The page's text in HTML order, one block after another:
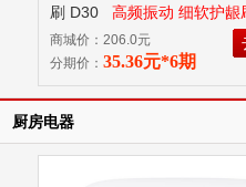
刷 D30
高频振动 细软护龈
商城价：206.0元
分期价： 35.36元*6期
厨房电器